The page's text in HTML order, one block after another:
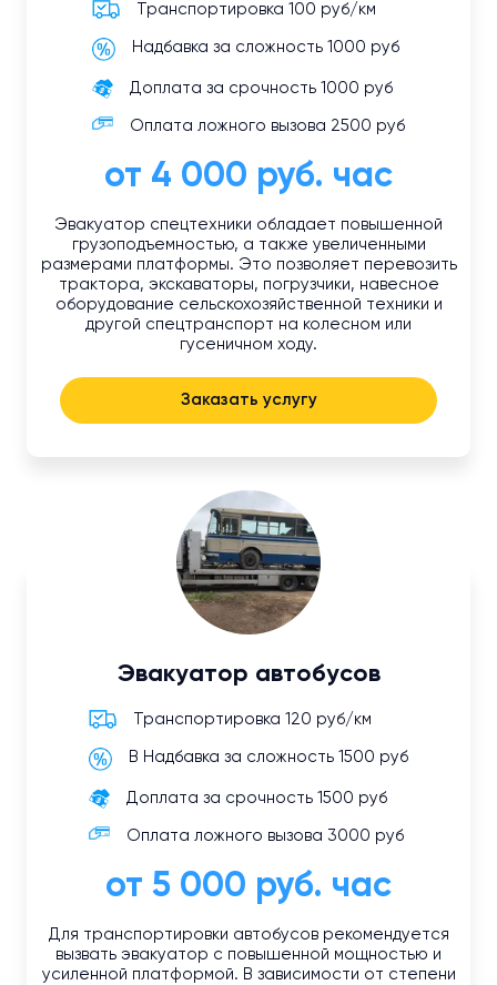
Транспортировка 100 руб/км
Надбавка за сложность 1000 руб
Доплата за срочность 1000 руб
Оплата ложного вызова 2500 руб
от 4 000 руб. час
Эвакуатор спецтехники обладает повышенной
грузоподъемностью, а также увеличенными
размерами платформы. Это позволяет перевозить
трактора, экскаваторы, погрузчики, навесное
оборудование сельскохозяйственной техники и
другой спецтранспорт на колесном или
гусеничном ходу.
Заказать услугу
Эвакуатор автобусов
Транспортировка 120 руб/км
В Надбавка за сложность 1500 руб
Доплата за срочность 1500 руб
Оплата ложного вызова 3000 руб
от 5 000 руб. час
Для транспортировки автобусов рекомендуется
вызвать эвакуатор с повышенной мощностью и
усиленной платформой. В зависимости от степени